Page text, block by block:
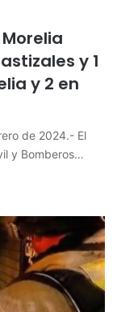
y 1
y 2 en
de 2024.- El
y Bomberos…